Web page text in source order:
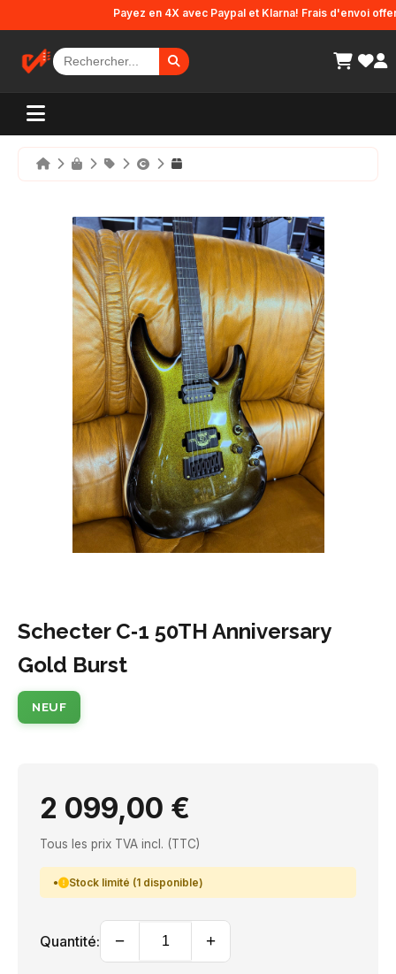
Payez en 4X avec Paypal et Klarna! Frais d'envoi
Schecter C‑1 50TH Anniversary
Gold Burst
NEUF
2 099,00 €
Tous les prix TVA incl. (TTC)
Stock limité (1 disponible)
Quantité: − +
Panneau de gestion des cookies